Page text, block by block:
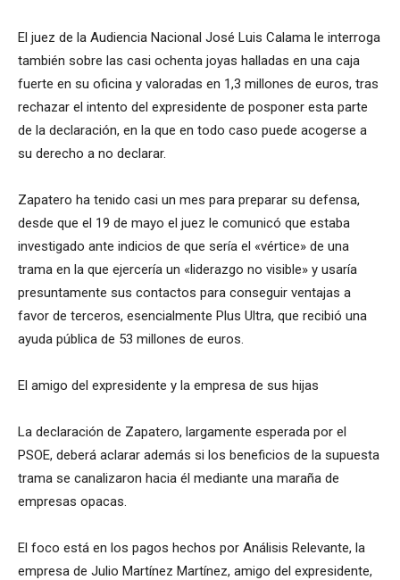
El juez de la Audiencia Nacional José Luis Calama le interroga
también sobre las casi ochenta joyas halladas en una caja
fuerte en su oficina y valoradas en 1,3 millones de euros, tras
rechazar el intento del expresidente de posponer esta parte
de la declaración, en la que en todo caso puede acogerse a
su derecho a no declarar.
Zapatero ha tenido casi un mes para preparar su defensa,
desde que el 19 de mayo el juez le comunicó que estaba
investigado ante indicios de que sería el «vértice» de una
trama en la que ejercería un «liderazgo no visible» y usaría
presuntamente sus contactos para conseguir ventajas a
favor de terceros, esencialmente Plus Ultra, que recibió una
ayuda pública de 53 millones de euros.
El amigo del expresidente y la empresa de sus hijas
La declaración de Zapatero, largamente esperada por el
PSOE, deberá aclarar además si los beneficios de la supuesta
trama se canalizaron hacia él mediante una maraña de
empresas opacas.
El foco está en los pagos hechos por Análisis Relevante, la
empresa de Julio Martínez Martínez, amigo del expresidente,